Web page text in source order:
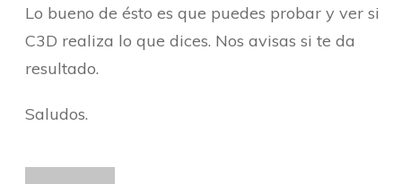
Lo bueno de ésto es que puedes probar y ver si
C3D realiza lo que dices. Nos avisas si te da
resultado.
Saludos.